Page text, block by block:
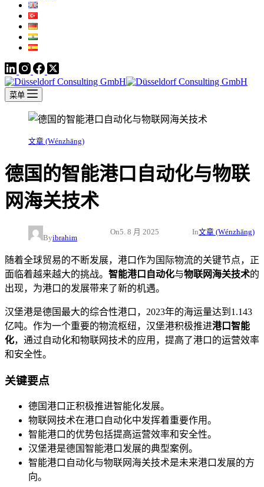
菜单
文章 (Wénzhāng)
德国的智能港口自动化与物联
网海关技术
Byibrahim
On5. 8 月 2025 In文章 (Wénzhāng)
随着全球贸易的不断发展，港口作为国际物流的关键节点，正
面临着越来越大的挑战。 智能港口自动化与物联网海关技术的
出现，为港口的发展带来了新的机遇。
汉堡港是德国最大的综合性港口，2023年的海运量达到1.143
亿吨。作为一个重要的物流枢纽，汉堡港积极推进港口智能
化，通过自动化和物联网技术的应用，提高了港口的运营效率
和安全性。
关键要点
德国港口正积极推进智能化发展。
物联网技术在港口自动化中发挥着重要作用。
智能港口的优势包括提高运营效率和安全性。
汉堡港是德国智能港口发展的典型案例。
智能港口自动化与物联网海关技术是未来港口发展的方
向。